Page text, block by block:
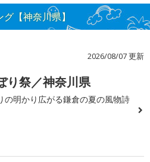
【神奈川県】
2026/08/07 更新
り祭／神奈川県
の明かり広がる鎌倉の夏の風物詩